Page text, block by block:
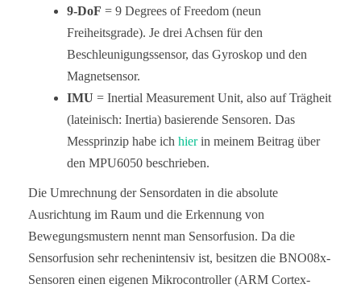
9-DoF = 9 Degrees of Freedom (neun
Freiheitsgrade). Je drei Achsen für den
Beschleunigungssensor, das Gyroskop und den
Magnetsensor.
IMU = Inertial Measurement Unit, also auf Trägheit
(lateinisch: Inertia) basierende Sensoren. Das
Messprinzip habe ich hierin meinem Beitrag über
den MPU6050 beschrieben.
Die Umrechnung der Sensordaten in die absolute
Ausrichtung im Raum und die Erkennung von
Bewegungsmustern nennt man Sensorfusion. Da die
Sensorfusion sehr rechenintensiv ist, besitzen die BNO08x-
Sensoren einen eigenen Mikrocontroller (ARM Cortex-